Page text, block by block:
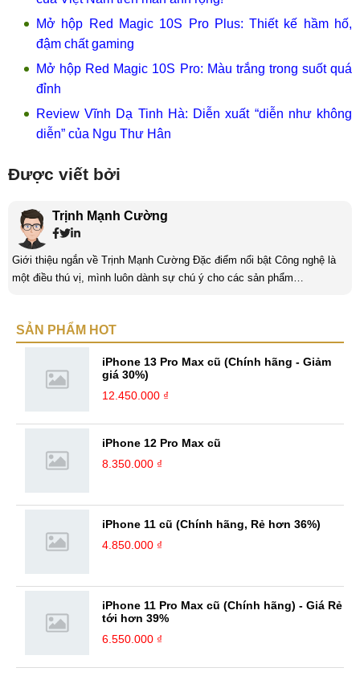
Mở hộp Red Magic 10S Pro Plus: Thiết kế hầm hố,
đậm chất gaming
Mở hộp Red Magic 10S Pro: Màu trắng trong suốt quá
đỉnh
Review Vĩnh Dạ Tinh Hà: Diễn xuất “diễn như không
diễn” của Ngu Thư Hân
Được viết bởi
Trịnh Mạnh Cường
Giới thiệu ngắn về Trịnh Mạnh Cường Đặc điểm nổi bật Công nghệ là
một điều thú vị, mình luôn dành sự chú ý cho các sản phẩm
hiểu biết mới mẻ và thú vị. Tinh thần tự giác và sự chuyên nghiệp là
SẢN PHẨM HOT
iPhone 13 Pro Max cũ (Chính hãng - Giảm
giá 30%)
12.450.000 ₫
iPhone 12 Pro Max cũ
8.350.000 ₫
iPhone 11 cũ (Chính hãng, Rẻ hơn 36%)
4.850.000 ₫
iPhone 11 Pro Max cũ (Chính hãng) - Giá Rẻ
tới hơn 39%
6.550.000 ₫